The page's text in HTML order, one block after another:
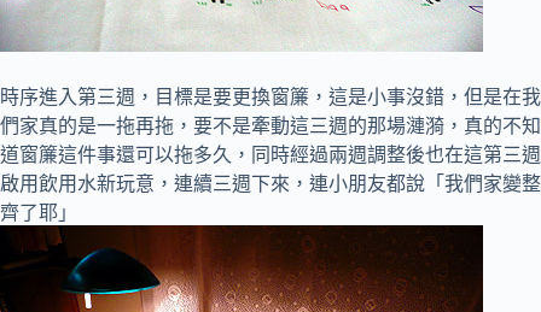
時序進入第三週，目標是要更換窗簾，這是小事沒錯，但是在我
們家真的是一拖再拖，要不是牽動這三週的那場漣漪，真的不知
道窗簾這件事還可以拖多久，同時經過兩週調整後也在這第三週
啟用飲用水新玩意，連續三週下來，連小朋友都說「我們家變整
齊了耶」